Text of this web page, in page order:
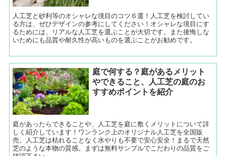
人工芝と砂利等のオシャレな境目のコツ６選！人工芝を検討してい
る方は、ぜひデザインの参考にしてください！オシャレな境目にす
るためには、リアルな人工芝を選ぶことが大切です。また後悔しな
いためにも品質や耐久性が高いものを選ぶことがお勧めです。
庭で何する？庭があるメリット
やできること、人工芝の庭のお
すすめポイントを紹介
庭があったらできることや、人工芝を庭に敷くメリットについて詳
しく紹介しています！ワンランク上のオリジナル人工芝を全国販
売。人工芝は枯れることなく水やりも不要で安心安全！まるで天然
芝のような本物の質感。まずは無料サンプルでこだわりの品質をご